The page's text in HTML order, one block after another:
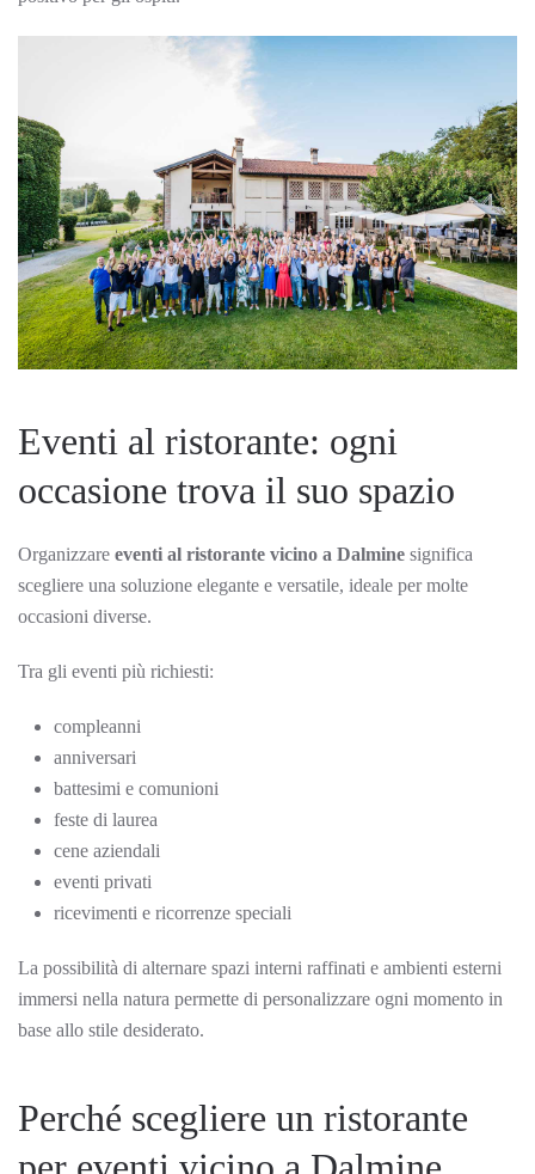
Eventi al ristorante: ogni
occasione trova il suo spazio
Organizzare eventi al ristorante vicino a Dalmine significa
scegliere una soluzione elegante e versatile, ideale per molte
occasioni diverse.
Tra gli eventi più richiesti:
compleanni
anniversari
battesimi e comunioni
feste di laurea
cene aziendali
eventi privati
ricevimenti e ricorrenze speciali
La possibilità di alternare spazi interni raffinati e ambienti esterni
immersi nella natura permette di personalizzare ogni momento in
base allo stile desiderato.
Perché scegliere un ristorante